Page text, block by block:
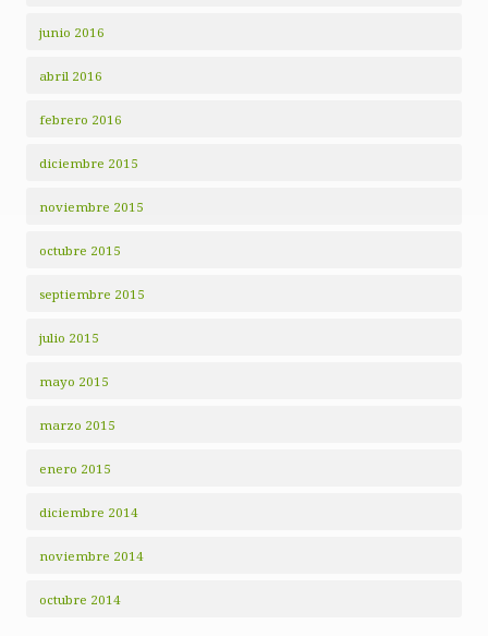
junio 2016
abril 2016
febrero 2016
diciembre 2015
noviembre 2015
octubre 2015
septiembre 2015
julio 2015
mayo 2015
marzo 2015
enero 2015
diciembre 2014
noviembre 2014
octubre 2014